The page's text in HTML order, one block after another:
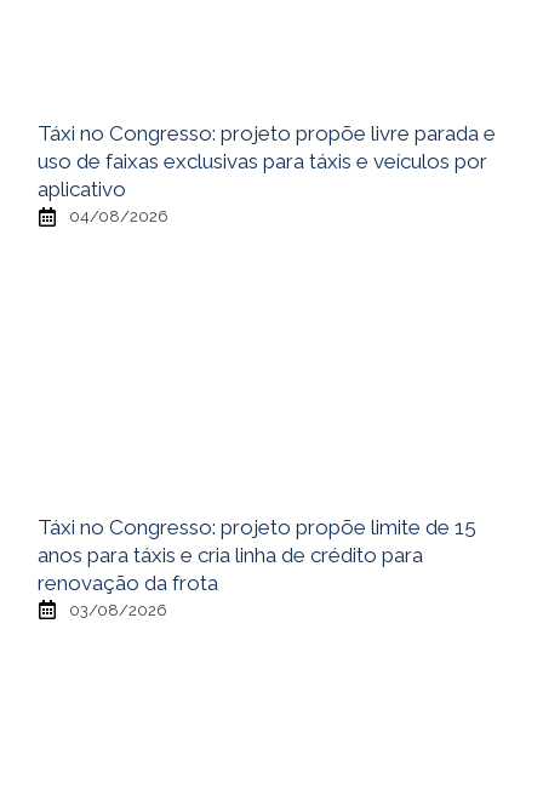
Táxi no Congresso: projeto propõe livre parada e
uso de faixas exclusivas para táxis e veículos por
aplicativo
04/08/2026
Táxi no Congresso: projeto propõe limite de 15
anos para táxis e cria linha de crédito para
renovação da frota
03/08/2026